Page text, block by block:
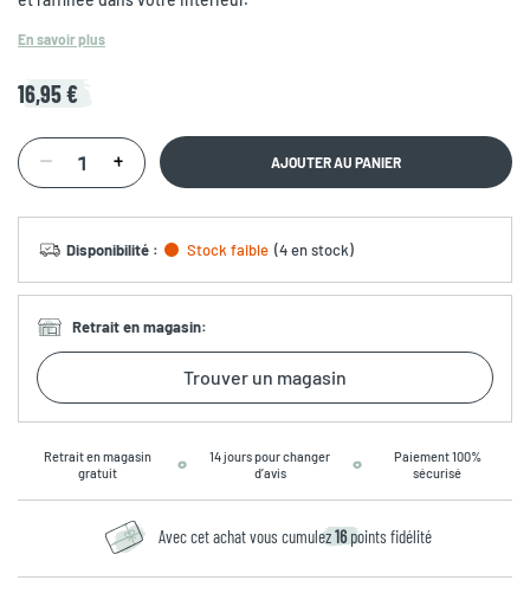
En savoir plus
16,95 €
AJOUTER AU PANIER
Disponibilité : Stock faible (4 en stock)
Retrait en magasin:
Trouver un magasin
Retrait en magasin
gratuit
14 jours pour changer
d’avis
Paiement 100%
sécurisé
Avec cet achat vous cumulez16 points fidélité